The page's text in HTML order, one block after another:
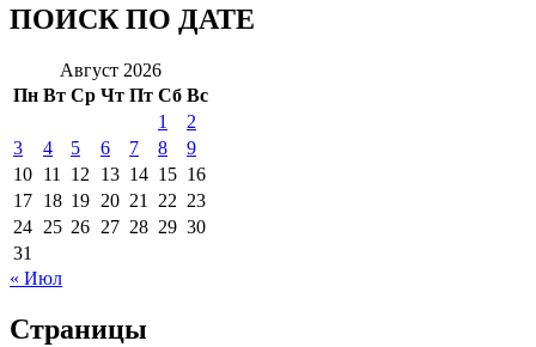
ПОИСК ПО ДАТЕ
Август 2026
Пн Вт Ср Чт Пт Сб Вс
1
2
3
4 5 6 7 8
9
10 11 12 13 14 15 16
17 18 19 20 21 22 23
24 25 26 27 28 29 30
31
« Июл
Страницы